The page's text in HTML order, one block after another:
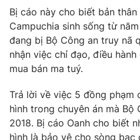
Hitech Công nghệ tương lai
Sản phẩm
Thị trường
Giao lưu trực tuyến
Lịch phát sóng
Chuyên mục khác
Emagazine
Bị cáo này cho biết bản
Campuchia sinh sống từ
đang bị Bộ Công an truy nã
nhận việc chỉ đạo, điều
mua bán ma tuý.
Trả lời về việc 5 đồng phạm
hình trong chuyên án mà Bộ
2018. Bị cáo Oanh cho biết
hình là bảo vệ cho sòng bạc